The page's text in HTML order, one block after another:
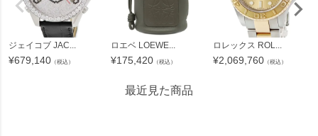
ジェイコブ JAC...
¥679,140 （税込）
ロエベ LOEWE...
¥175,420 （税込）
ロレックス ROL...
¥2,069,760 （税込）
最近見た商品